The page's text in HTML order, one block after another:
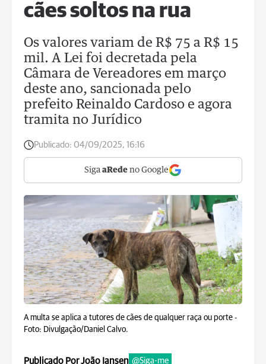
cães soltos na rua
Os valores variam de R$ 75 a R$ 15
mil. A Lei foi decretada pela
Câmara de Vereadores em março
deste ano, sancionada pelo
prefeito Reinaldo Cardoso e agora
tramita no Jurídico
Publicado: 04/09/2025, 16:16
Siga aRede no Google
A multa se aplica a tutores de cães de qualquer raça ou porte -
Foto: Divulgação/Daniel Calvo.
Publicado Por João Iansen @Siga-me